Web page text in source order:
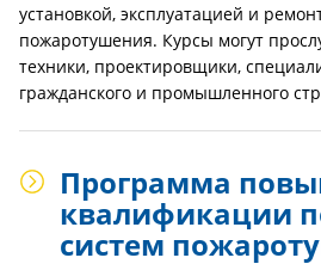
установкой, эксплуатацией и
пожаротушения. Курсы могут
техники, проектировщики,
гражданского и промышленного
Программа
квалификации
систем